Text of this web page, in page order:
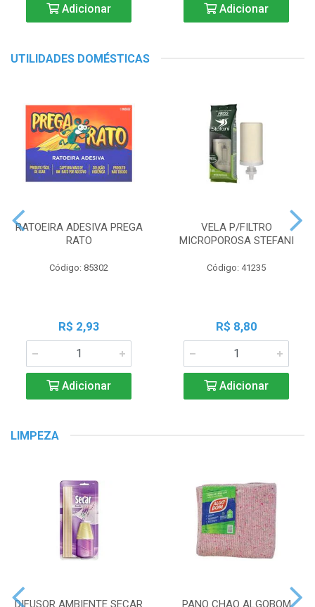
Adicionar Adicionar
UTILIDADES DOMÉSTICAS
RATOEIRA ADESIVA PREGA
RATO
Código: 85302
R$ 2,93
Adicionar
VELA P/FILTRO
MICROPOROSA STEFANI
Código: 41235
R$ 8,80
Adicionar
LIMPEZA
DIFUSOR AMBIENTE SECAR PANO CHAO ALGOBOM